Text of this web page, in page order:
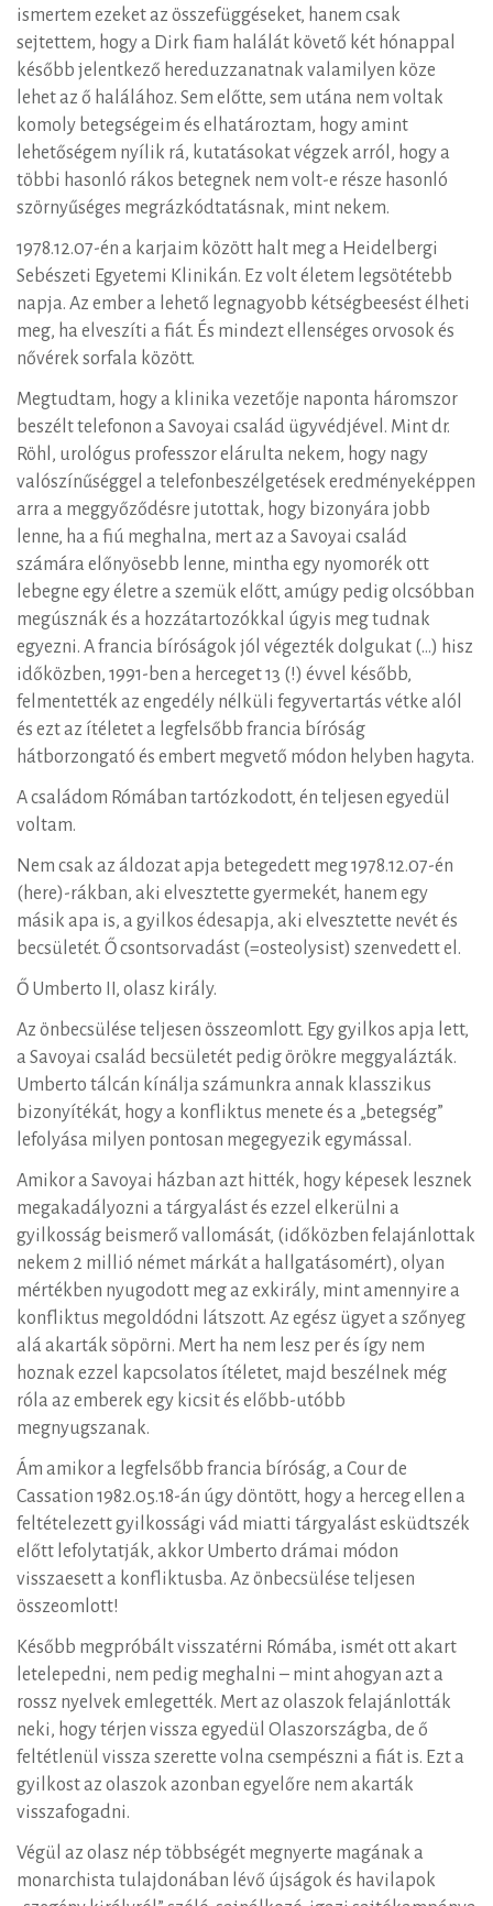
ismertem ezeket az összefüggéseket, hanem csak
sejtettem, hogy a Dirk fiam halálát követő két hónappal
később jelentkező hereduzzanatnak valamilyen köze
lehet az ő halálához. Sem előtte, sem utána nem voltak
komoly betegségeim és elhatároztam, hogy amint
lehetőségem nyílik rá, kutatásokat végzek arról, hogy a
többi hasonló rákos betegnek nem volt-e része hasonló
szörnyűséges megrázkódtatásnak, mint nekem.
1978.12.07-én a karjaim között halt meg a Heidelbergi
Sebészeti Egyetemi Klinikán. Ez volt életem legsötétebb
napja. Az ember a lehető legnagyobb kétségbeesést élheti
meg, ha elveszíti a fiát. És mindezt ellenséges orvosok és
nővérek sorfala között.
Megtudtam, hogy a klinika vezetője naponta háromszor
beszélt telefonon a Savoyai család ügyvédjével. Mint dr.
Röhl, urológus professzor elárulta nekem, hogy nagy
valószínűséggel a telefonbeszélgetések eredményeképpen
arra a meggyőződésre jutottak, hogy bizonyára jobb
lenne, ha a fiú meghalna, mert az a Savoyai család
számára előnyösebb lenne, mintha egy nyomorék ott
lebegne egy életre a szemük előtt, amúgy pedig olcsóbban
megúsznák és a hozzátartozókkal úgyis meg tudnak
egyezni. A francia bíróságok jól végezték dolgukat (…) hisz
időközben, 1991-ben a herceget 13 (!) évvel később,
felmentették az engedély nélküli fegyvertartás vétke alól
és ezt az ítéletet a legfelsőbb francia bíróság
hátborzongató és embert megvető módon helyben hagyta.
A családom Rómában tartózkodott, én teljesen egyedül
voltam.
Nem csak az áldozat apja betegedett meg 1978.12.07-én
(here)-rákban, aki elvesztette gyermekét, hanem egy
másik apa is, a gyilkos édesapja, aki elvesztette nevét és
becsületét. Ő csontsorvadást (=osteolysist) szenvedett el.
Ő Umberto II, olasz király.
Az önbecsülése teljesen összeomlott. Egy gyilkos apja lett,
a Savoyai család becsületét pedig örökre meggyalázták.
Umberto tálcán kínálja számunkra annak klasszikus
bizonyítékát, hogy a konfliktus menete és a „betegség”
lefolyása milyen pontosan megegyezik egymással.
Amikor a Savoyai házban azt hitték, hogy képesek lesznek
megakadályozni a tárgyalást és ezzel elkerülni a
gyilkosság beismerő vallomását, (időközben felajánlottak
nekem 2 millió német márkát a hallgatásomért), olyan
mértékben nyugodott meg az exkirály, mint amennyire a
konfliktus megoldódni látszott. Az egész ügyet a szőnyeg
alá akarták söpörni. Mert ha nem lesz per és így nem
hoznak ezzel kapcsolatos ítéletet, majd beszélnek még
róla az emberek egy kicsit és előbb-utóbb
megnyugszanak.
Ám amikor a legfelsőbb francia bíróság, a Cour de
Cassation 1982.05.18-án úgy döntött, hogy a herceg ellen a
feltételezett gyilkossági vád miatti tárgyalást esküdtszék
előtt lefolytatják, akkor Umberto drámai módon
visszaesett a konfliktusba. Az önbecsülése teljesen
összeomlott!
Később megpróbált visszatérni Rómába, ismét ott akart
letelepedni, nem pedig meghalni – mint ahogyan azt a
rossz nyelvek emlegették. Mert az olaszok felajánlották
neki, hogy térjen vissza egyedül Olaszországba, de ő
feltétlenül vissza szerette volna csempészni a fiát is. Ezt a
gyilkost az olaszok azonban egyelőre nem akarták
visszafogadni.
Végül az olasz nép többségét megnyerte magának a
monarchista tulajdonában lévő újságok és havilapok